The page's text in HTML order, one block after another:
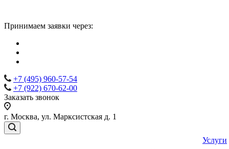
Принимаем заявки через:
+7 (495) 960-57-54
+7 (922) 670-62-00
Заказать звонок
г. Москва, ул. Марксистская д. 1
Услуги